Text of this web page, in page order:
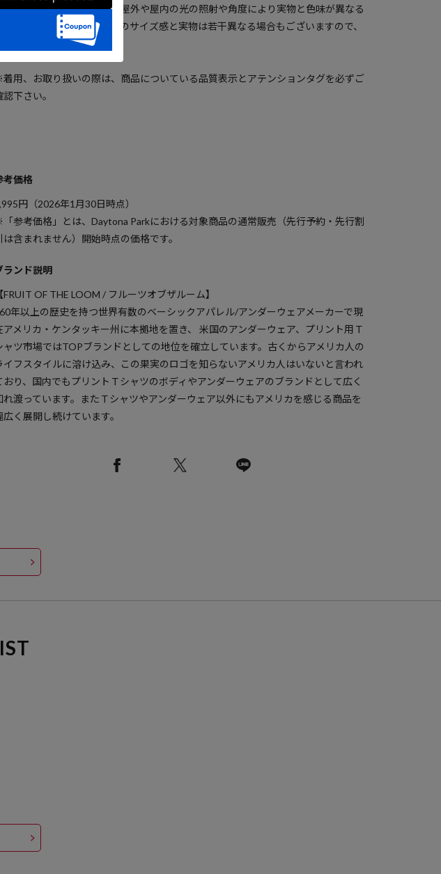
載画像の商品の色味は、屋外や屋内の光の照射や角度により実物と色味が異なる
場合がございます。また表示のサイズ感と実物は若干異なる場合もございますので、
予めご了承ください。
用、お取り扱いの際は、商品についている品質表示とアテンションタグを必ずご
認下さい。
考価格
円（2026年1月30日時点）
参考価格」とは、Daytona Parkにおける対象商品の通常販売（先行予約・先行割
は含まれません）開始時点の価格です。
ランド説明
【FRUIT OF THE LOOM / フルーツオブザルーム】
年以上の歴史を持つ世界有数のベーシックアパレル/アンダーウェアメーカーで現
アメリカ・ケンタッキー州に本拠地を置き、 米国のアンダーウェア、プリント用Ｔ
ャツ市場ではTOPブランドとしての地位を確立しています。古くからアメリカ人の
イフスタイルに溶け込み、この果実のロゴを知らないアメリカ人はいないと言われ
おり、国内でもプリントＴシャツのボディやアンダーウェアのブランドとして広く
れ渡っています。またＴシャツやアンダーウェア以外にもアメリカを感じる商品を
広く展開し続けています。